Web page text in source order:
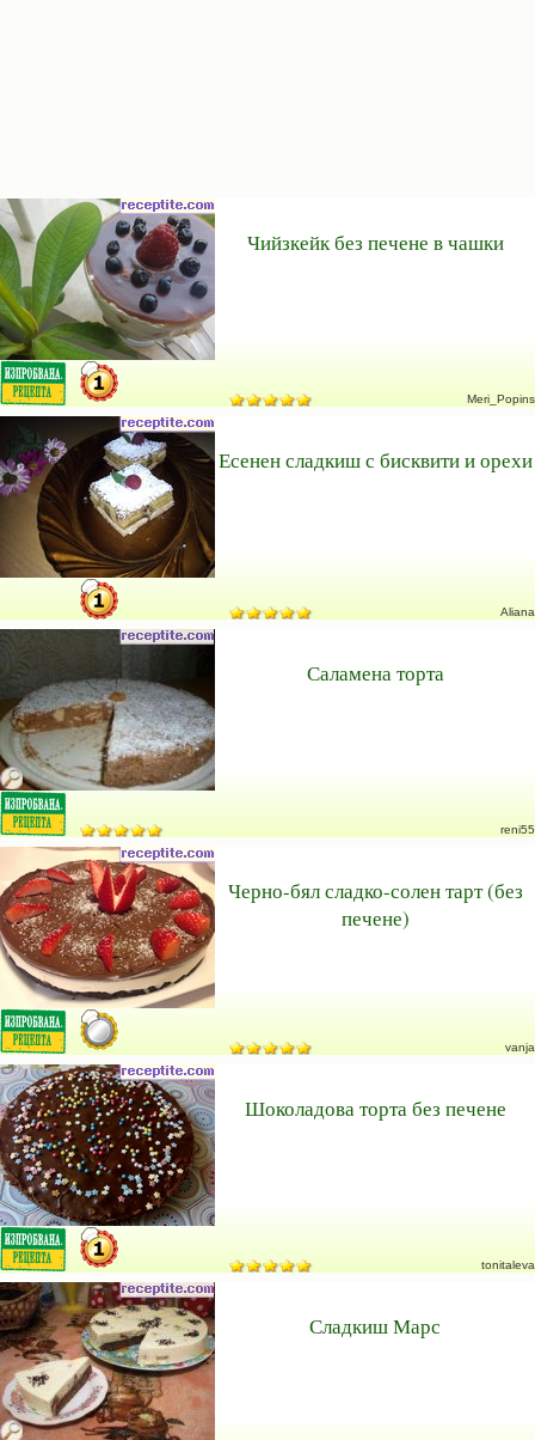
Чийзкейк без печене в чашки
Meri_Popins
Есенен сладкиш с бисквити и орехи
Aliana
Саламена торта
reni55
Черно-бял сладко-солен тарт (без
печене)
vanja
Шоколадова торта без печене
tonitaleva
Сладкиш Марс